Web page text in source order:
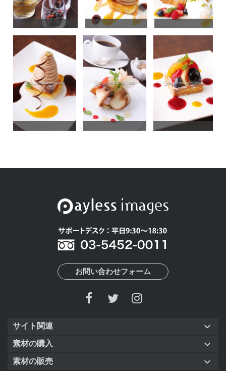
お問い合わせフォーム
サイト関連
素材の購入
素材の販売